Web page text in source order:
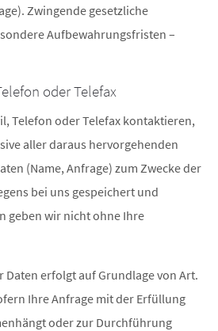
Zwingende gesetzliche
Aufbewahrungsfristen –
oder Telefax
Telefon oder Telefax kontaktieren,
aller daraus hervorgehenden
(Name, Anfrage) zum Zwecke der
bei uns gespeichert und
geben wir nicht ohne Ihre
Daten erfolgt auf Grundlage von Art.
Ihre Anfrage mit der Erfüllung
oder zur Durchführung